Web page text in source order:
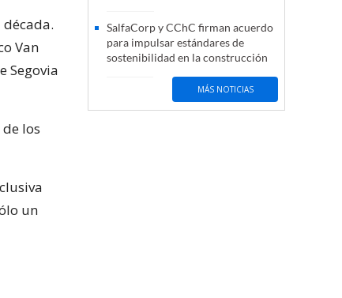
década.
Van
Segovia
los
un
SalfaCorp y CChC firman acuerdo
para impulsar estándares de
sostenibilidad en la construcción
MÁS NOTICIAS